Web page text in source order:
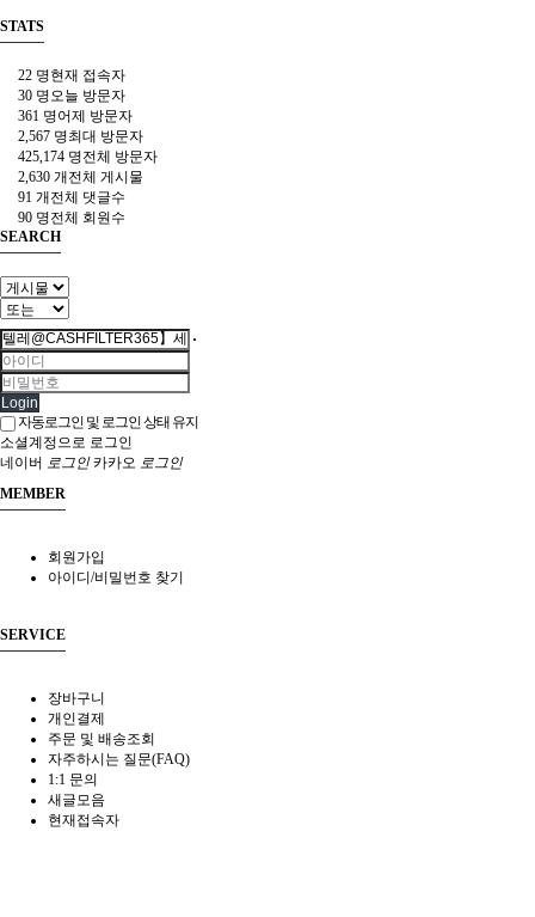
STATS
22 명현재 접속자
30 명 오늘 방문자
361 명어제 방문자
2,567 명최대 방문자
425,174 명전체 방문자
2,630 개전체 게시물
91 개전체 댓글수
90 명전체 회원수
SEARCH
Login
자동로그인 및 로그인 상태 유지
소셜계정으로 로그인
네이버 로그인 카카오 로그인
MEMBER
회원가입
아이디/비밀번호 찾기
SERVICE
장바구니
개인결제
주문 및 배송조회
자주하시는 질문(FAQ)
1:1 문의
새글모음
현재접속자